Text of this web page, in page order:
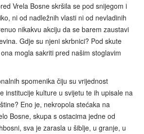
Vrela Bosne skršila se pod snijegom i
ni od nadležnih vlasti ni od nevladinih
nikakvu akciju da se barem zaustavi
Gdje su njeni skrbnici? Pod skute
mogla sakriti pred našim stoglavim
spomenika čiju su vrijednost
institucije kulture u svijetu te ih upisale na
Eno je, nekropola stećaka na
Bosne, skupa s ostacima jedne od
sva je zarasla u šiblje, u granje, u